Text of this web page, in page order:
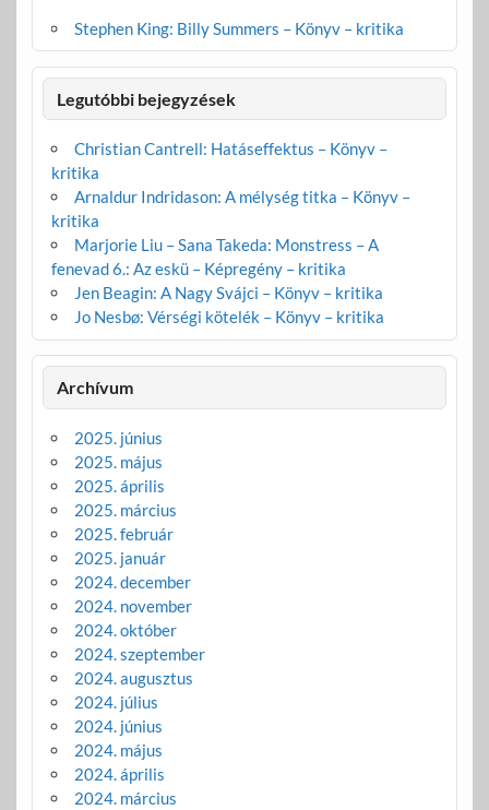
Stephen King: Billy Summers – Könyv – kritika
Legutóbbi bejegyzések
Christian Cantrell: Hatáseffektus – Könyv –
kritika
Arnaldur Indridason: A mélység titka – Könyv –
kritika
Marjorie Liu – Sana Takeda: Monstress – A
fenevad 6.: Az eskü – Képregény – kritika
Jen Beagin: A Nagy Svájci – Könyv – kritika
Jo Nesbø: Vérségi kötelék – Könyv – kritika
Archívum
2025. június
2025. május
2025. április
2025. március
2025. február
2025. január
2024. december
2024. november
2024. október
2024. szeptember
2024. augusztus
2024. július
2024. június
2024. május
2024. április
2024. március